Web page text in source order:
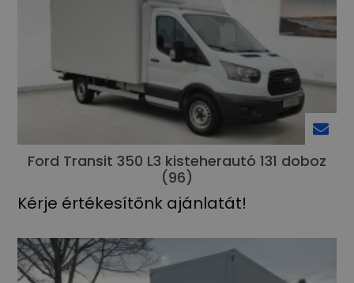
Ford Transit 350 L3 kisteherautó 131 doboz
(96)
Kérje értékesítőnk ajánlatát!